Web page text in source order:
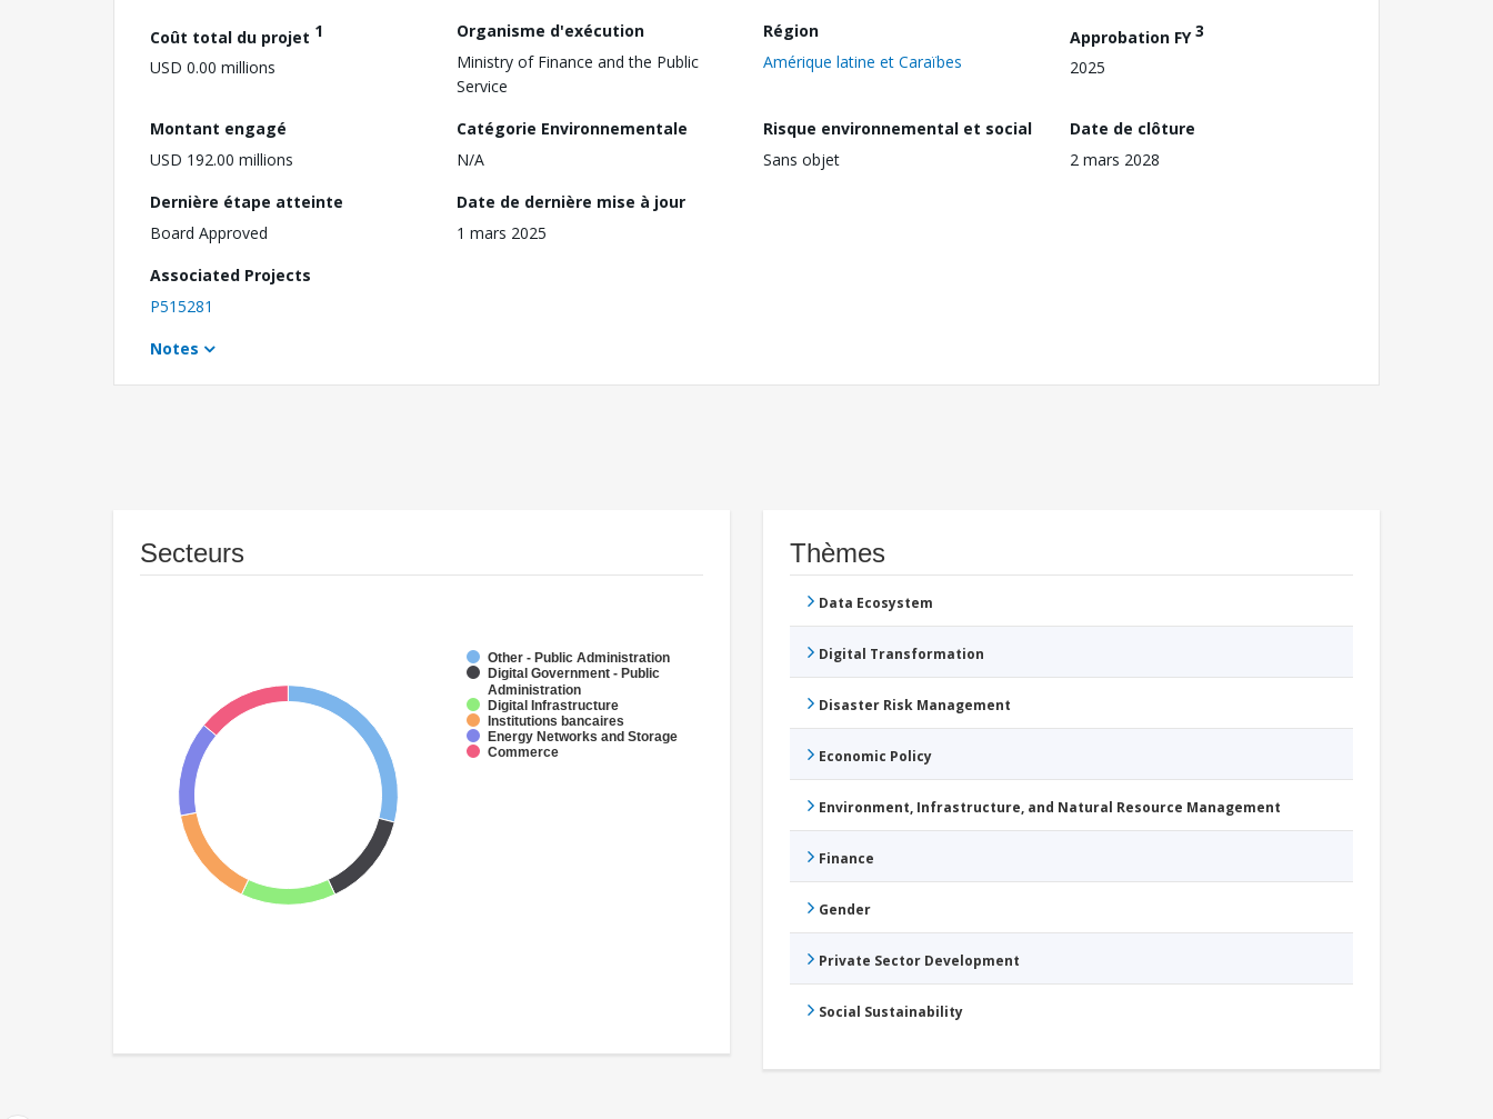
Coût total du projet 1
USD 0.00 millions
Organisme d'exécution
Ministry of Finance and the Public
Service
Région
Amérique latine et Caraïbes
Approbation FY3
2025
Montant engagé
USD 192.00 millions
Catégorie Environnementale
N/A
Risque environnemental et social
Sans objet
Date de clôture
2 mars 2028
Dernière étape atteinte
Board Approved
Date de dernière mise à jour
1 mars 2025
Associated Projects
P515281
Notes
Secteurs
Other - Public Administration
Digital Government - Public
Administration
Digital Infrastructure
Institutions bancaires
Energy Networks and Storage
Commerce
Thèmes
Data Ecosystem
Digital Transformation
Disaster Risk Management
Economic Policy
Environment, Infrastructure, and Natural Resource Management
Finance
Gender
Private Sector Development
Social Sustainability